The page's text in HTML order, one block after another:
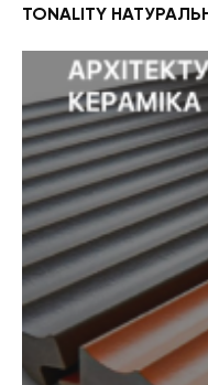
TONALITY